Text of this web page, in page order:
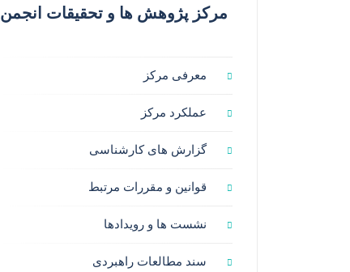
مرکز پژوهش ها و تحقیقات انجمن
معرفی مرکز
عملکرد مرکز
گزارش های کارشناسی
قوانین و مقررات مرتبط
نشست ها و رویدادها
سند مطالعات راهبردی